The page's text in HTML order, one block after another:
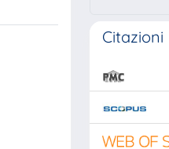
Citazioni